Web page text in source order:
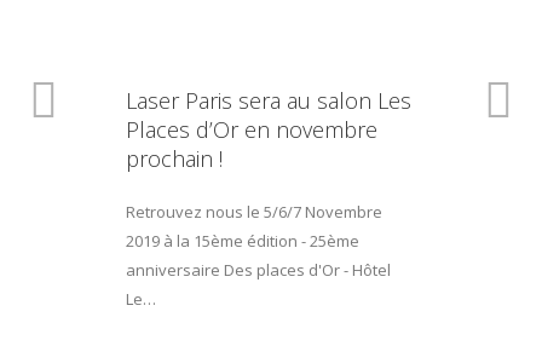
Laser Paris sera au salon Les
Places d’Or en novembre
prochain !
Retrouvez nous le 5/6/7 Novembre
2019 à la 15ème édition - 25ème
anniversaire Des places d'Or - Hôtel
Le…